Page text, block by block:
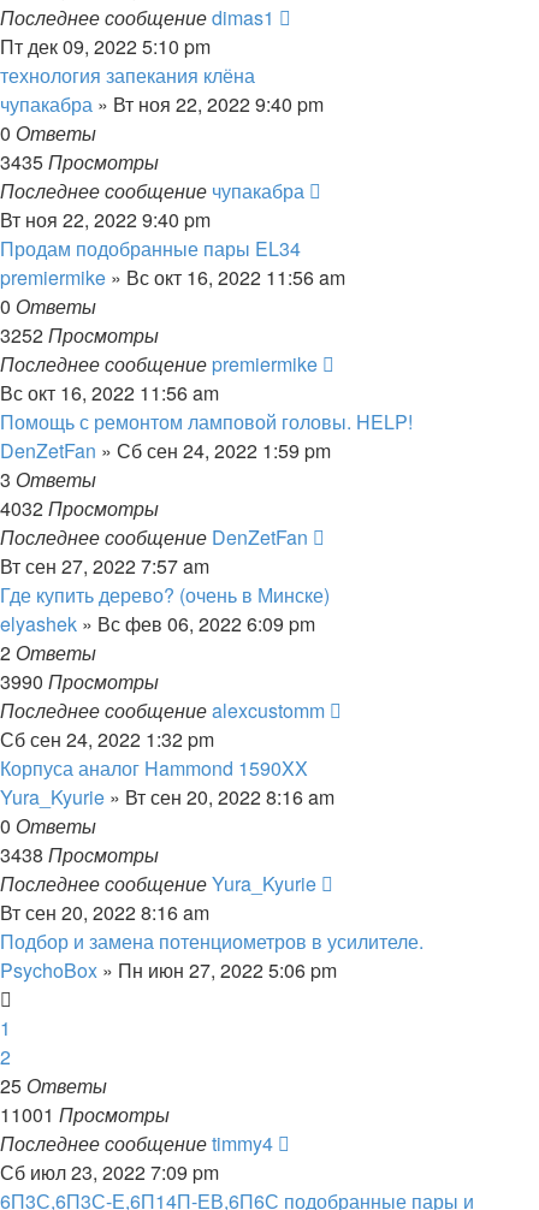
Последнее сообщениеdimas1
Пт дек 09, 2022 5:10 pm
технология запекания клёна
чупакабра » Вт ноя 22, 2022 9:40 pm
0 Ответы
3435Просмотры
Последнее сообщение чупакабра
Вт ноя 22, 2022 9:40 pm
Продам подобранные пары EL34
premiermike » Вс окт 16, 2022 11:56 am
0 Ответы
3252Просмотры
Последнее сообщение premiermike
Вс окт 16, 2022 11:56 am
Помощь с ремонтом ламповой головы. HELP!
DenZetFan » Сб сен 24, 2022 1:59 pm
3 Ответы
4032Просмотры
Последнее сообщение DenZetFan
Вт сен 27, 2022 7:57 am
Где купить дерево? (очень в Минске)
elyashek » Вс фев 06, 2022 6:09 pm
2 Ответы
3990 Просмотры
Последнее сообщениеalexcustomm
Сб сен 24, 2022 1:32 pm
Корпуса аналог Hammond 1590XX
Yura_Kyurie » Вт сен 20, 2022 8:16 am
0 Ответы
3438 Просмотры
Последнее сообщениеYura_Kyurie
Вт сен 20, 2022 8:16 am
Подбор и замена потенциометров в усилителе.
PsychoBox » Пн июн 27, 2022 5:06 pm
1
2
25 Ответы
11001 Просмотры
Последнее сообщениеtimmy4
Сб июл 23, 2022 7:09 pm
6П3С,6П3С-Е,6П14П-ЕВ,6П6С подобранные пары и